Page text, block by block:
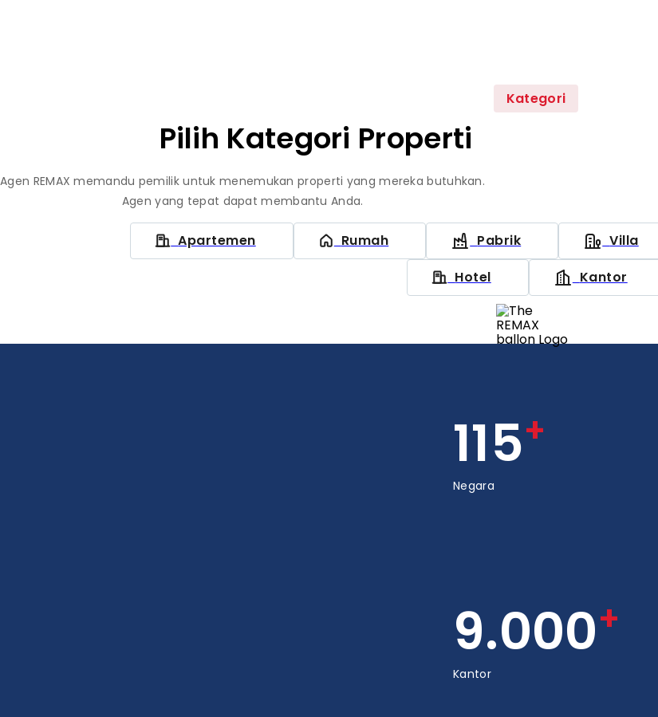
Kategori
Pilih Kategori Properti
Agen REMAX memandu pemilik untuk menemukan properti yang mereka butuhkan.
Agen yang tepat dapat membantu Anda.
Apartemen Rumah Pabrik Villa
Hotel
Kantor
115+
Negara
9.000+
Kantor